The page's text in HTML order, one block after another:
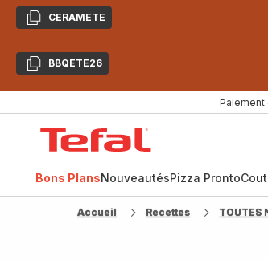
CopierCERAMETE
CopierBBQETE26
Paiement
Bons PlansNouveautésPizza Pronto
Accueil Recettes TOUTES